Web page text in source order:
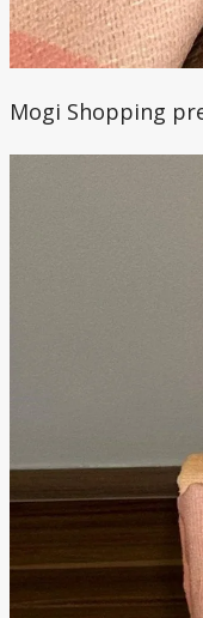
Mogi Shopping